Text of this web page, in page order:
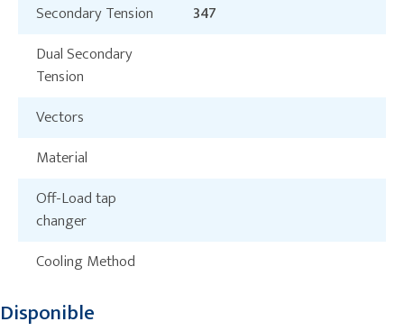
Secondary Tension
347
Dual Secondary
Tension
Vectors
Material
Off-Load tap
changer
Cooling Method
Disponible